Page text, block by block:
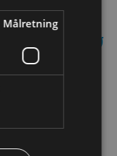
Målretning